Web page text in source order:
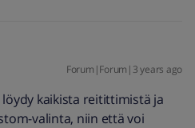
Forum|Forum|3 years ago
kaikista reitittimistä ja
valinta, niin että voi